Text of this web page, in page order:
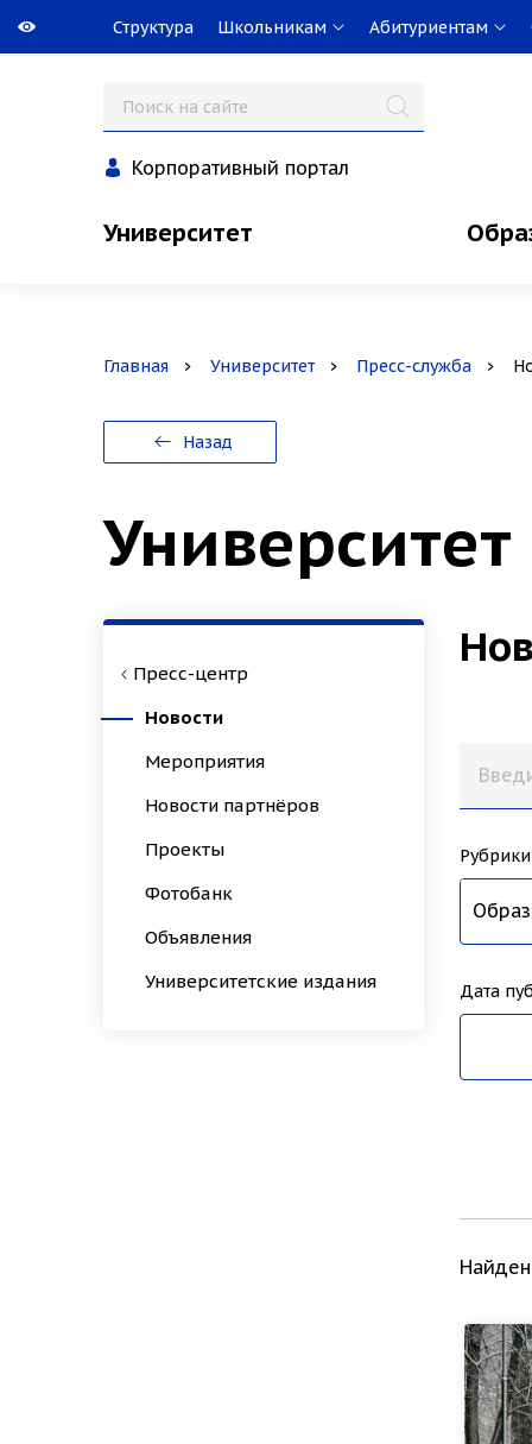
Структура Школьникам Абитуриентам
Корпоративный портал
Университет
Главная Университет Пресс-служба
Назад
Университет
Пресс-центр
Новости
Мероприятия
Новости партнёров
Проекты
Фотобанк
Объявления
Университетские издания
Рубрики
Все
Наука
Спорт
ИНТЦ
Дата